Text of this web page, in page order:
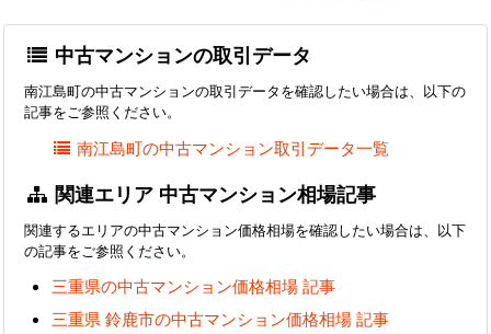
中古マンションの取引データ
南江島町の中古マンションの取引データを確認したい場合は、以下の
記事をご参照ください。
南江島町の中古マンション取引データ一覧
関連エリア 中古マンション相場記事
関連するエリアの中古マンション価格相場を確認したい場合は、以下
の記事をご参照ください。
三重県の中古マンション価格相場 記事
三重県 鈴鹿市の中古マンション価格相場 記事